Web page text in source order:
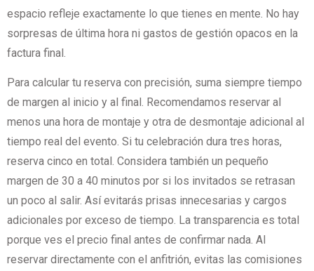
espacio refleje exactamente lo que tienes en mente. No hay
sorpresas de última hora ni gastos de gestión opacos en la
factura final.
Para calcular tu reserva con precisión, suma siempre tiempo
de margen al inicio y al final. Recomendamos reservar al
menos una hora de montaje y otra de desmontaje adicional al
tiempo real del evento. Si tu celebración dura tres horas,
reserva cinco en total. Considera también un pequeño
margen de 30 a 40 minutos por si los invitados se retrasan
un poco al salir. Así evitarás prisas innecesarias y cargos
adicionales por exceso de tiempo. La transparencia es total
porque ves el precio final antes de confirmar nada. Al
reservar directamente con el anfitrión, evitas las comisiones